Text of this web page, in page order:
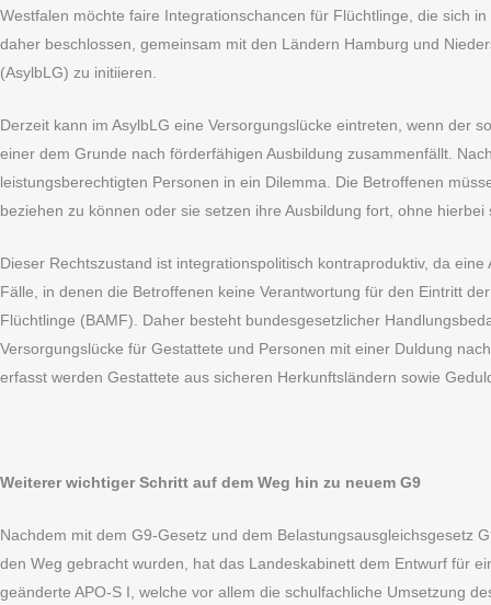
Westfalen möchte faire Integrationschancen für Flüchtlinge, die sich
daher beschlossen, gemeinsam mit den Ländern Hamburg und
(AsylbLG) zu initiieren.
Derzeit kann im AsylbLG eine Versorgungslücke eintreten, wenn der
einer dem Grunde nach förderfähigen Ausbildung zusammenfällt.
leistungsberechtigten Personen in ein Dilemma. Die Betroffenen
beziehen zu können oder sie setzen ihre Ausbildung fort, ohne
Dieser Rechtszustand ist integrationspolitisch kontraproduktiv, da
Fälle, in denen die Betroffenen keine Verantwortung für den Eintritt
Flüchtlinge (BAMF). Daher besteht bundesgesetzlicher
Versorgungslücke für Gestattete und Personen mit einer Duldung
erfasst werden Gestattete aus sicheren Herkunftsländern sowie
Weiterer wichtiger Schritt auf dem Weg hin zu neuem G9
Nachdem mit dem G9-Gesetz und dem Belastungsausgleichsgesetz
den Weg gebracht wurden, hat das Landeskabinett dem Entwurf für
geänderte APO-S I, welche vor allem die schulfachliche Umsetzung